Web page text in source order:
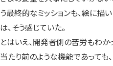
う最終的なミッションも、絵に描
は、そう感じていた。
とはいえ、開発者側の苦労もわか
当たり前のような機能であっても